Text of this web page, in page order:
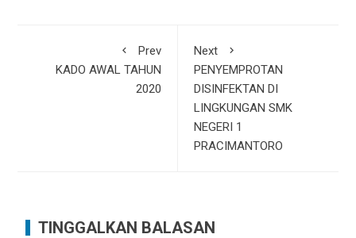
Prev
KADO AWAL TAHUN
2020
Next
PENYEMPROTAN
DISINFEKTAN DI
LINGKUNGAN SMK
NEGERI 1
PRACIMANTORO
TINGGALKAN BALASAN